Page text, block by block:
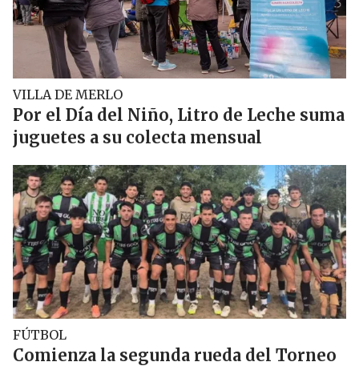
VILLA DE MERLO
Por el Día del Niño, Litro de Leche suma
juguetes a su colecta mensual
FÚTBOL
Comienza la segunda rueda del Torneo